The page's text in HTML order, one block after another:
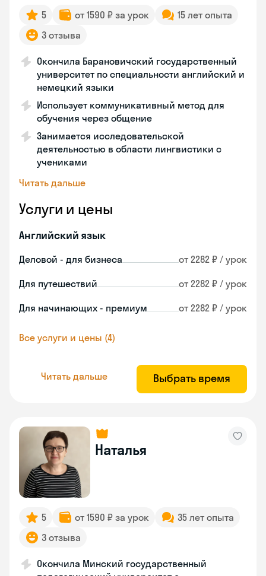
5 от 1590 ₽ за урок
15 лет опыта
3 отзыва
Окончила Барановичский государственный
университет по специальности английский и
немецкий языки
Использует коммуникативный метод для
обучения через общение
Занимается исследовательской
деятельностью в области лингвистики с
учениками
Читать дальше
Услуги и цены
Английский язык
Деловой - для бизнеса от 2282 ₽ / урок
Для путешествий от 2282 ₽ / урок
Для начинающих - премиум от 2282 ₽ / урок
Все услуги и цены (4)
Читать дальше Выбрать время
Наталья
5 от 1590 ₽ за урок
35 лет опыта
3 отзыва
Окончила Минский государственный